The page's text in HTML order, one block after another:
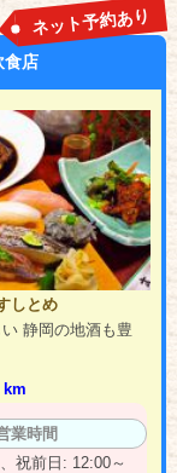
食店
ネット予約あり
しとめ
静岡の地酒も豊
km
業時間
祝前日: 12:00～